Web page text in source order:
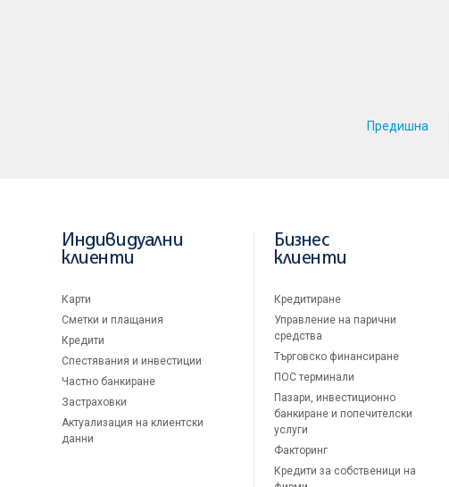
Предишна
Индивидуални
клиенти
Карти
Сметки и плащания
Кредити
Спестявания и инвестиции
Частно банкиране
Застраховки
Актуализация на клиентски
данни
Бизнес
клиенти
Кредитиране
Управление на парични
средства
Търговско финансиране
ПОС терминали
Пазари, инвестиционно
банкиране и попечителски
услуги
Факторинг
Кредити за собственици на